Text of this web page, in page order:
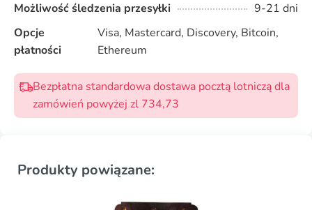
Możliwość śledzenia przesyłki
9-21 dni
Opcje
płatności
Visa, Mastercard, Discovery, Bitcoin,
Ethereum
Bezpłatna standardowa dostawa pocztą lotniczą dla
zamówień powyżej zl 734,73
Produkty powiązane: